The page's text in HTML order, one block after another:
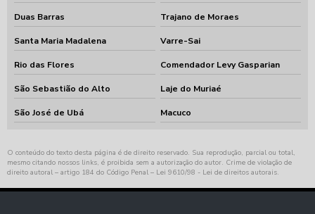
Duas Barras Trajano de Moraes
Santa Maria Madalena Varre-Sai
Rio das Flores Comendador Levy Gasparian
São Sebastião do Alto Laje do Muriaé
São José de Ubá Macuco
O conteúdo do texto desta página é de direito reservado. Sua reprodução, parcial ou total,
mesmo citando nossos links, é proibida sem a autorização do autor. Crime de violação de
direito autoral – artigo 184 do Código Penal – Lei 9610/98 - Lei de direitos autorais.